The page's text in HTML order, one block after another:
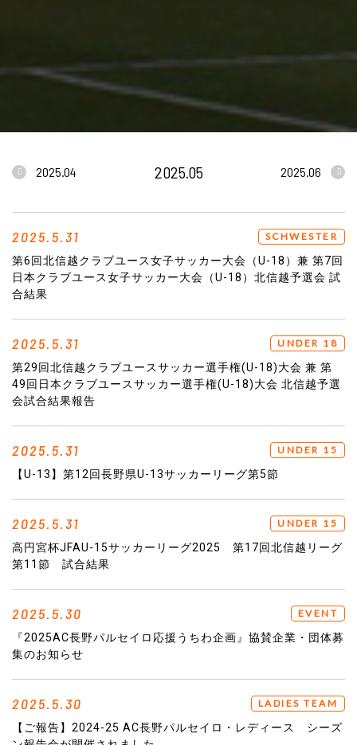
2025.04 2025.05 2025.06
2025.5.31 SCHWESTER
第6回北信越クラブユース女子サッカー大会（U-18）兼 第7回
日本クラブユース女子サッカー大会（U-18）北信越予選会 試
合結果
2025.5.31 UNDER 18
第29回北信越クラブユースサッカー選手権(U-18)大会 兼 第
49回日本クラブユースサッカー選手権(U-18)大会 北信越予選
会試合結果報告
2025.5.31 UNDER 15
【U-13】第12回長野県U-13サッカーリーグ第5節
2025.5.31 UNDER 15
高円宮杯JFAU-15サッカーリーグ2025 第17回北信越リーグ
第11節 試合結果
2025.5.30 EVENT
『2025AC長野パルセイロ応援うちわ企画』協賛企業・団体募
集のお知らせ
2025.5.30 LADIES TEAM
【ご報告】2024-25 AC長野パルセイロ・レディース シーズ